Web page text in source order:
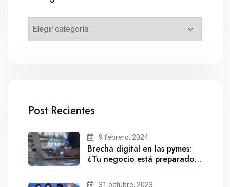
Post Recientes
9 febrero, 2024
Brecha digital en las pymes:
¿Tu negocio está preparado
31 octubre, 2023